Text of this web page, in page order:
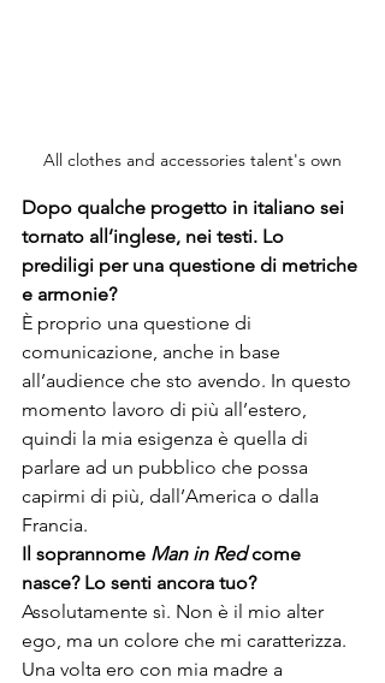
All clothes and accessories talent's own
Dopo qualche progetto in italiano sei
tornato all’inglese, nei testi. Lo
prediligi per una questione di metriche
e armonie?
È proprio una questione di
comunicazione, anche in base
all’audience che sto avendo. In questo
momento lavoro di più all’estero,
quindi la mia esigenza è quella di
parlare ad un pubblico che possa
capirmi di più, dall’America o dalla
Francia.
Il soprannome Man in Red come
nasce? Lo senti ancora tuo?
Assolutamente sì. Non è il mio alter
ego, ma un colore che mi caratterizza.
Una volta ero con mia madre a